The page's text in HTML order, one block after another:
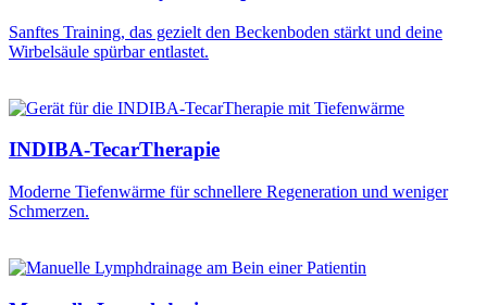
Sanftes Training, das gezielt den Beckenboden stärkt und deine
Wirbelsäule spürbar entlastet.
INDIBA-TecarTherapie
Moderne Tiefenwärme für schnellere Regeneration und weniger
Schmerzen.